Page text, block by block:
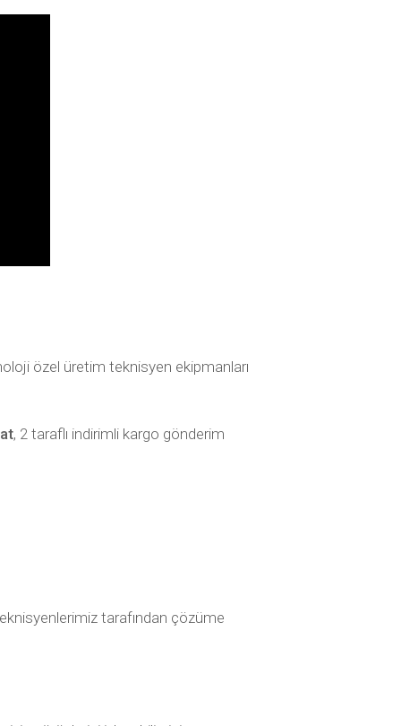
özel üretim teknisyen ekipmanları
, 2 taraflı indirimli kargo gönderim
tarafından çözüme